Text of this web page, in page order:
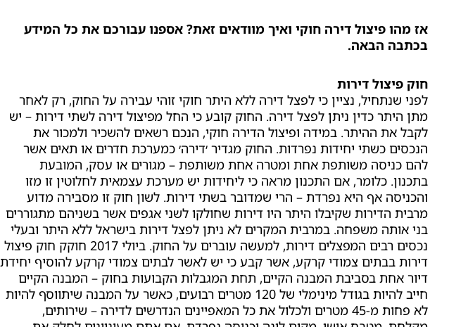
אז מהו פיצול דירה חוקי ואיך מוודאים זאת? אספנו עבורכם את כל המידע
בכתבה הבאה.
חוק פיצול דירות
לפני שנתחיל, נציין כי לפצל דירה ללא היתר חוקי זוהי עבירה על החוק, רק לאחר
מתן היתר כדין ניתן לפצל דירה. החוק קובע כי החל מפיצול דירה לשתי דירות – יש
לקבל את ההיתר. במידה ופיצול הדירה חוקי, הנכם רשאים להשכיר ולמכור את
הנכסים כשתי יחידות נפרדות. החוק מגדיר ׳דירה׳ כמערכת חדרים או תאים אשר
להם כניסה משותפת אחת ומטרה אחת משותפת – מגורים או עסק, המובעת
בתכנון. כלומר, אם התכנון מראה כי ליחידות יש מערכת עצמאית לחלוטין זו מזו
והכניסה אף היא נפרדת – הרי שמדובר בשתי דירות. לשון חוק זו מסבירה מדוע
מרבית הדירות שקיבלו היתר היו דירות שחולקו לשני אגפים אשר בשניהם מתגוררים
בני אותה משפחה. במרבית המקרים לא ניתן לפצל דירות בישראל ללא היתר ובעלי
נכסים רבים המפצלים דירות, למעשה עוברים על החוק. ביולי 2017 חוקק חוק פיצול
דירות בבתים צמודי קרקע, אשר קבע כי יש לאשר לבתים צמודי קרקע להוסיף יחידת
דיור אחת בסביבת המבנה הקיים, תחת המגבלות הקבועות בחוק – המבנה הקיים
חייב להיות בגודל מינימלי של 120 מטרים רבועים, כאשר על המבנה שיתווסף להיות
לא פחות מ-45 מטרים ולכלול את כל המאפיינים הנדרשים לדירה – שירותים,